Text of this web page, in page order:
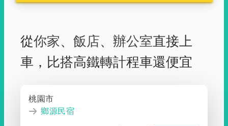
從你家、 飯店、 辦公室直接上
車， 比搭高鐵轉計程車還便宜
桃園市
鄉源民宿